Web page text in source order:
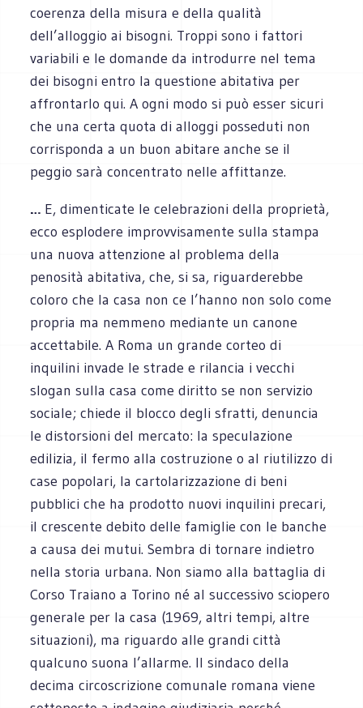
coerenza della misura e della qualità
dell’alloggio ai bisogni. Troppi sono i fattori
variabili e le domande da introdurre nel tema
dei bisogni entro la questione abitativa per
affrontarlo qui. A ogni modo si può esser sicuri
che una certa quota di alloggi posseduti non
corrisponda a un buon abitare anche se il
peggio sarà concentrato nelle affittanze.
… E, dimenticate le celebrazioni della proprietà,
ecco esplodere improvvisamente sulla stampa
una nuova attenzione al problema della
penosità abitativa, che, si sa, riguarderebbe
coloro che la casa non ce l’hanno non solo come
propria ma nemmeno mediante un canone
accettabile. A Roma un grande corteo di
inquilini invade le strade e rilancia i vecchi
slogan sulla casa come diritto se non servizio
sociale; chiede il blocco degli sfratti, denuncia
le distorsioni del mercato: la speculazione
edilizia, il fermo alla costruzione o al riutilizzo di
case popolari, la cartolarizzazione di beni
pubblici che ha prodotto nuovi inquilini precari,
il crescente debito delle famiglie con le banche
a causa dei mutui. Sembra di tornare indietro
nella storia urbana. Non siamo alla battaglia di
Corso Traiano a Torino né al successivo sciopero
generale per la casa (1969, altri tempi, altre
situazioni), ma riguardo alle grandi città
qualcuno suona l’allarme. Il sindaco della
decima circoscrizione comunale romana viene